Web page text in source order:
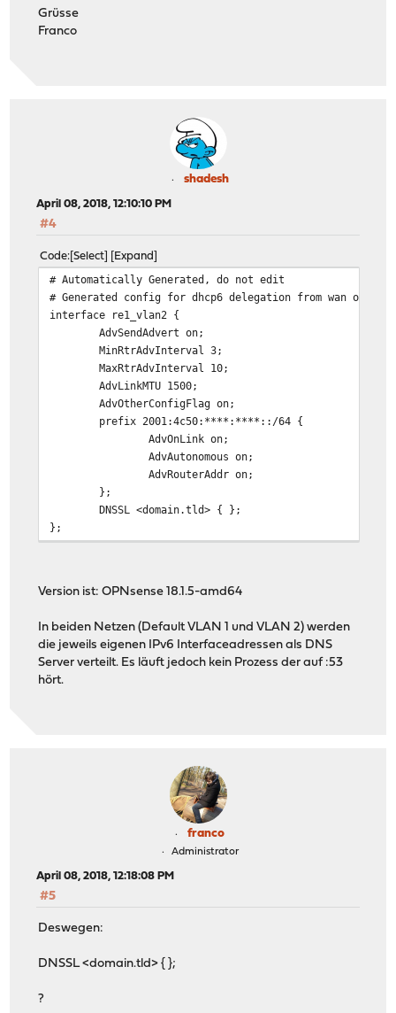
Grüsse
Franco
shadesh
April 08, 2018, 12:10:10 PM
#4
Code Select Expand
# Automatically Generated, do not edit
# Generated config for dhcp6 delegation from wan on opt1
interface re1_vlan2 {
AdvSendAdvert on;
MinRtrAdvInterval 3;
MaxRtrAdvInterval 10;
AdvLinkMTU 1500;
AdvOtherConfigFlag on;
prefix 2001:4c50:****:****::/64 {
AdvOnLink on;
AdvAutonomous on;
AdvRouterAddr on;
};
DNSSL <domain.tld> { };
};
MinRtrAdvInterval 3;
AdvLinkMTU 1500;
AdvOtherConfigFlag on;
prefix 2001:4c50:****:****::/64 {
Version ist: OPNsense 18.1.5-amd64
In beiden Netzen (Default VLAN 1 und VLAN 2) werden
die jeweils eigenen IPv6 Interfaceadressen als DNS
Server verteilt. Es läuft jedoch kein Prozess der auf :53
hört.
franco
Administrator
April 08, 2018, 12:18:08 PM
#5
Deswegen:
DNSSL <domain.tld> { };
?